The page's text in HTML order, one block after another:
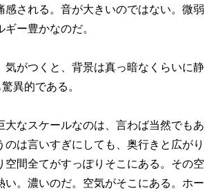
感される。音が大きいのではない。微弱
ー豊かなのだ。
気がつくと、背景は真っ暗なくらいに静
異的である。
大なスケールなのは、言わば当然でもあ
のは言いすぎにしても、奥行きと広がり
空間全てがすっぽりそこにある。その空
い。濃いのだ。空気がそこにある。ホー